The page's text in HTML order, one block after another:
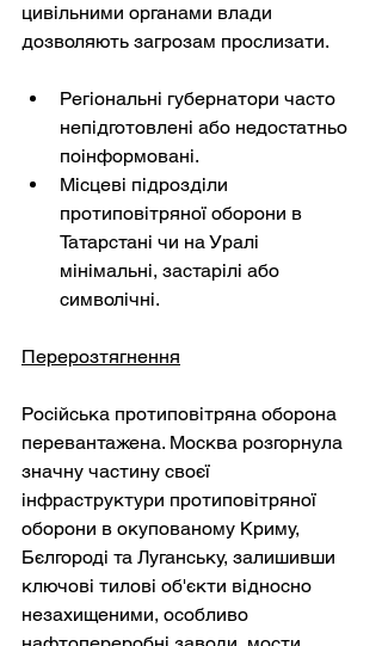
цивільними органами влади
дозволяють загрозам прослизати.
Регіональні губернатори часто
непідготовлені або недостатньо
поінформовані.
Місцеві підрозділи
протиповітряної оборони в
Татарстані чи на Уралі
мінімальні, застарілі або
символічні.
Перерозтягнення
Російська протиповітряна оборона
перевантажена. Москва розгорнула
значну частину своєї
інфраструктури протиповітряної
оборони в окупованому Криму,
Бєлгороді та Луганську, залишивши
ключові тилові об'єкти відносно
незахищеними, особливо